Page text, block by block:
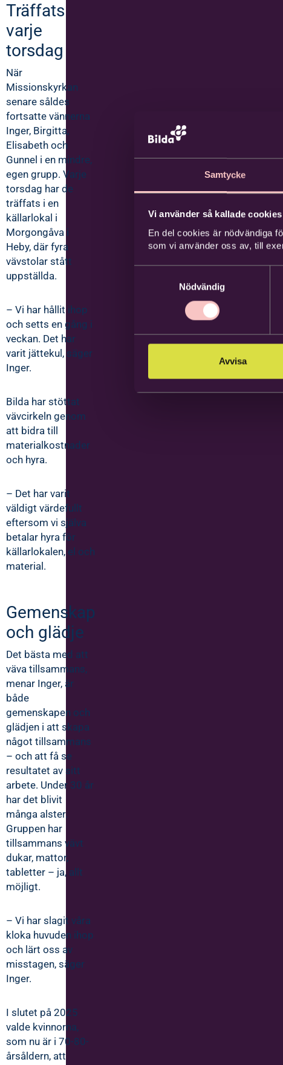
Samtycke
Vi använder så kallade
En del cookies är nödvändiga
som vi använder oss av, till
Nödvändig
Avvisa
Träffats
varje
torsdag
När
Missionskyrkan
senare såldes
fortsatte vännerna
Inger, Birgitta,
Elisabeth och
Gunnel i en mindre,
egen grupp. Varje
torsdag har de
träffats i en
källarlokal i
Morgongåva i
Heby, där fyra
vävstolar stått
uppställda.
– Vi har hållit ihop
och setts en gång i
veckan. Det har
varit jättekul, säger
Inger.
Bilda har stöttat
vävcirkeln genom
att bidra till
materialkostnader
och hyra.
– Det har varit
väldigt värdefullt
eftersom vi själva
betalar hyra för
källarlokalen, el och
material.
Gemenskap
och glädje
Det bästa med att
väva tillsammans,
menar Inger, är
både
gemenskapen och
glädjen i att skapa
något tillsammans
– och att få se
resultatet av sitt
arbete. Under 30 år
har det blivit
många alster.
Gruppen har
tillsammans vävt
dukar, mattor,
tabletter – ja, allt
möjligt.
– Vi har slagit våra
kloka huvuden ihop
och lärt oss av
misstagen, säger
Inger.
I slutet på 2025
valde kvinnorna,
som nu är i 70-80-
årsåldern, att